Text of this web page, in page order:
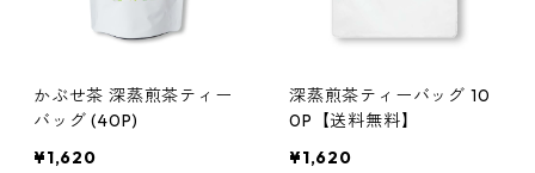
かぶせ茶 深蒸煎茶ティー
バッグ (40P)
¥1,620
深蒸煎茶ティーバッグ 10
0P【送料無料】
¥1,620